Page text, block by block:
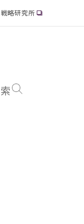
略研究所